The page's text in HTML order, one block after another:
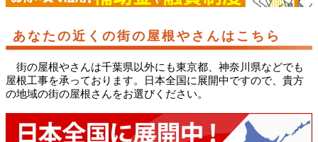
あなたの近くの街の屋根やさんはこちら
街の屋根やさんは千葉県以外にも東京都、神奈川県などでも
屋根工事を承っております。日本全国に展開中ですので、貴方
の地域の街の屋根さんをお選びください。